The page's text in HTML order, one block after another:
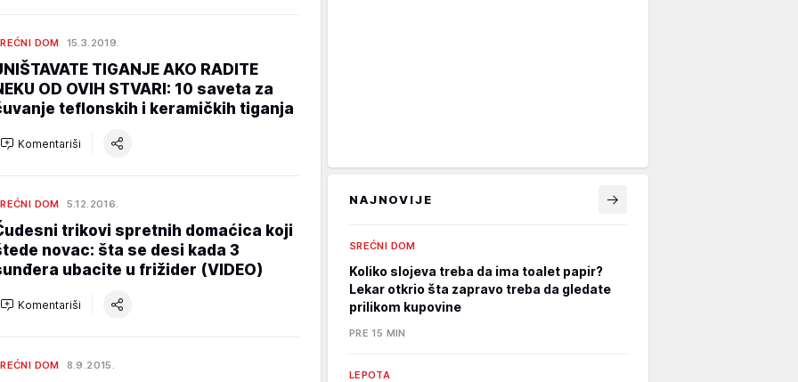
DOM 15.3.2019.
TIGANJE AKO RADITE
OD OVIH STVARI: 10 saveta za
teflonskih i keramičkih tiganja
Komentariši
DOM 5.12.2016.
trikovi spretnih domaćica koji
novac: šta se desi kada 3
ubacite u frižider (VIDEO)
Komentariši
DOM 8.9.2015.
NAJNOVIJE
SREĆNI DOM
Koliko slojeva treba da ima toalet papir?
Lekar otkrio šta zapravo treba da gledate
prilikom kupovine
PRE 15 MIN
LEPOTA